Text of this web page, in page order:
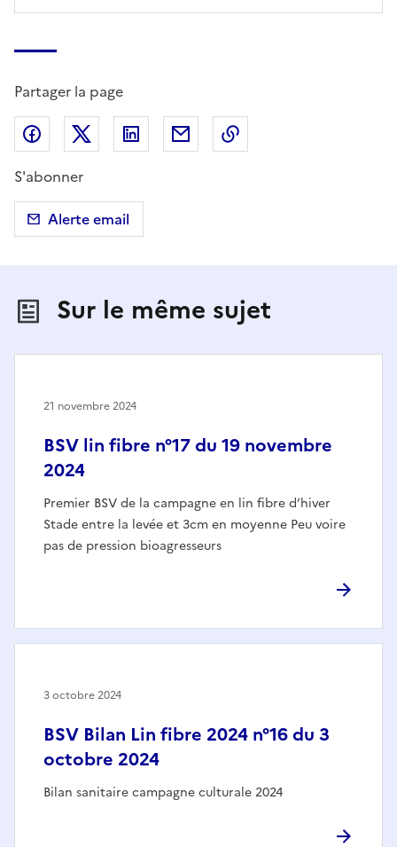
Partager la page
Partager sur Facebook
Partager sur X (anciennement Twitter)
Partager sur LinkedIn
Partager par email
S'abonner
Alerte email
Sur le même sujet
BSV lin fibre n°17 du 19 novembre
2024
Premier BSV de la campagne en lin fibre d’hiver
Stade entre la levée et 3cm en moyenne Peu voire
pas de pression bioagresseurs
21 novembre 2024
BSV Bilan Lin fibre 2024 n°16 du 3
octobre 2024
Bilan sanitaire campagne culturale 2024
3 octobre 2024